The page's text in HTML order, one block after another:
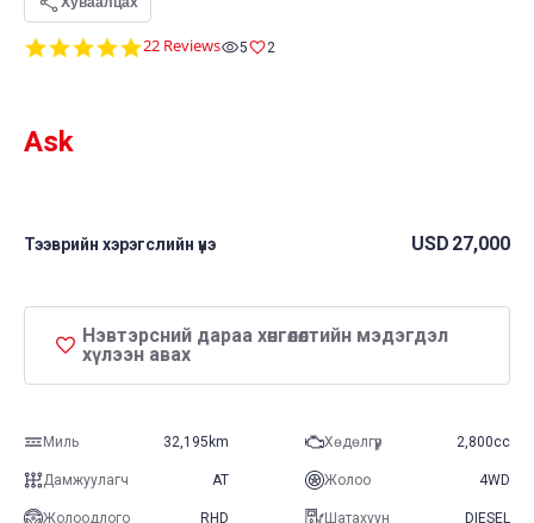
4.8
22 Reviews 5 2
Ask
Тээврийн хэрэгслийн үнэ USD 27,000
Нэвтэрсний дараа хөнгөлөлтийн мэдэгдэл
хүлээн авах
Миль 32,195km Хөдөлгүүр 2,800cc
Дамжуулагч AT Жолоо 4WD
Жолоодлого RHD Шатахуун DIESEL